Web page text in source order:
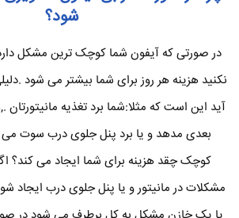
شود؟
در صورتی که آیفون شما کوچک ترین مشکل
نکنید هزینه هر روز برای شما بیشتر می شود
آید این است که مثلا:شما برد تغذیه
بعدی مدهد و یا برد پنل جلوی درب سوت
کوچک چقد هزینه برای شما ایجاد می کند؟
مشکلات در مانیتور و یا پنل جلوی درب ایجاد